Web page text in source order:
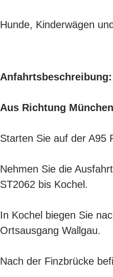
Hunde, Kinderwägen
Anfahrtsbeschreibung:
Aus Richtung München
Starten Sie auf der A95
Nehmen Sie die
ST2062 bis Kochel.
In Kochel biegen Sie
Ortsausgang Wallgau.
Nach der Finzbrücke